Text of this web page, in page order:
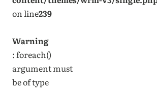
on line239
Warning
: foreach()
argument must
be of type